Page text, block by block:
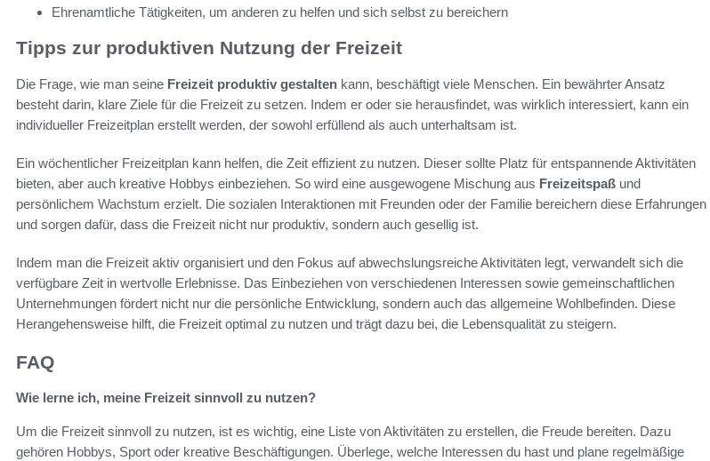
Ehrenamtliche Tätigkeiten, um anderen zu helfen und sich selbst zu bereichern
Tipps zur produktiven Nutzung der Freizeit
Die Frage, wie man seine Freizeit produktiv gestalten kann, beschäftigt viele Menschen. Ein bewährter Ansatz
besteht darin, klare Ziele für die Freizeit zu setzen. Indem er oder sie herausfindet, was wirklich interessiert, kann ein
individueller Freizeitplan erstellt werden, der sowohl erfüllend als auch unterhaltsam ist.
Ein wöchentlicher Freizeitplan kann helfen, die Zeit effizient zu nutzen. Dieser sollte Platz für entspannende Aktivitäten
bieten, aber auch kreative Hobbys einbeziehen. So wird eine ausgewogene Mischung aus Freizeitspaß und
persönlichem Wachstum erzielt. Die sozialen Interaktionen mit Freunden oder der Familie bereichern diese Erfahrungen
und sorgen dafür, dass die Freizeit nicht nur produktiv, sondern auch gesellig ist.
Indem man die Freizeit aktiv organisiert und den Fokus auf abwechslungsreiche Aktivitäten legt, verwandelt sich die
verfügbare Zeit in wertvolle Erlebnisse. Das Einbeziehen von verschiedenen Interessen sowie gemeinschaftlichen
Unternehmungen fördert nicht nur die persönliche Entwicklung, sondern auch das allgemeine Wohlbefinden. Diese
Herangehensweise hilft, die Freizeit optimal zu nutzen und trägt dazu bei, die Lebensqualität zu steigern.
FAQ
Wie lerne ich, meine Freizeit sinnvoll zu nutzen?
Um die Freizeit sinnvoll zu nutzen, ist es wichtig, eine Liste von Aktivitäten zu erstellen, die Freude bereiten. Dazu
gehören Hobbys, Sport oder kreative Beschäftigungen. Überlege, welche Interessen du hast und plane regelmäßige